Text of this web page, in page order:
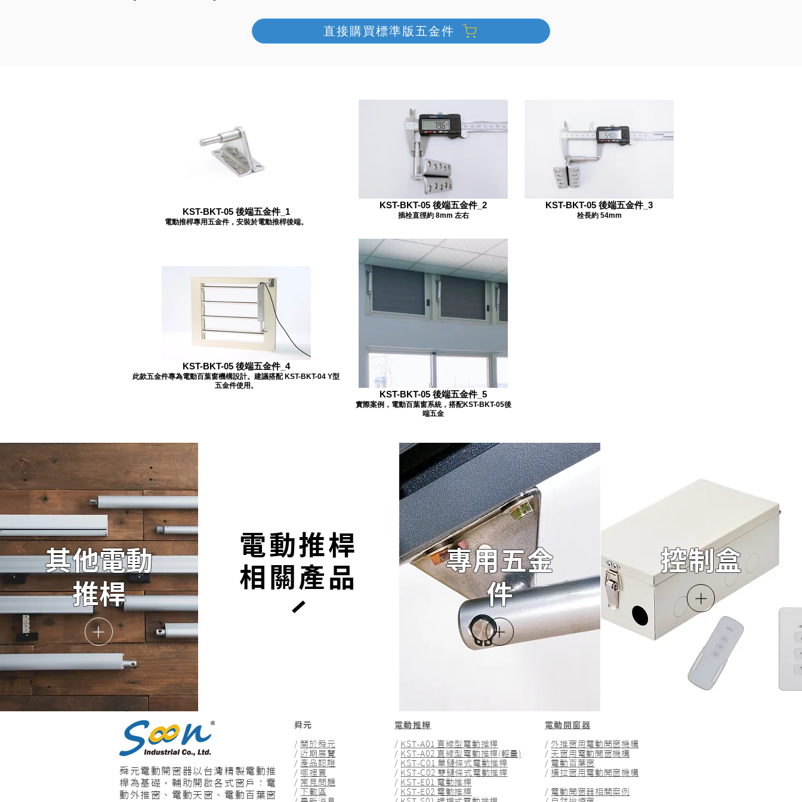
直接購買標準版五金件
KST-BKT-05 後端五金件_1
電動推桿專用五金件，安裝於電動推桿後端。
KST-BKT-05 後端五金件_2
插栓直徑約 8mm 左右
KST-BKT-05 後端五金件_3
栓長約 54mm
KST-BKT-05 後端五金件_4
此款五金件專為電動百葉窗機構設計。建議搭配 KST-BKT-04 Y型
五金件使用。
KST-BKT-05 後端五金件_5
實際案例，電動百葉窗系統，搭配KST-BKT-05後
端五金
其他電動
推桿
電動推桿
相關產品
專用五金
件
控制盒
舜元電動開窗器以台灣精製電動推
桿為基礎，輔助開啟各式窗戶：電
動外推窗、電動天窗、電動百葉窗
舜元
/ 關於舜元
/近期展覽
/ 產品認證
/ 哪裡買
/ 常見問題
/
下載區
電動推桿
/ KST-A01 直線型電動推桿
/ KST-A02 直線型電動推桿(輕量)
/ KST-C01 單鏈條式電動推桿
/ KST-C02 雙鏈條式電動推桿
/ KST-E01 電動推桿
/ KST-E02 電動推桿
電動開窗器
/ 外推窗用電動開窗機構
/ 天窗用電動開窗機構
/ 電動百葉窗
/橫拉窗用電動開窗機構
/ 電動開窗器相關案例